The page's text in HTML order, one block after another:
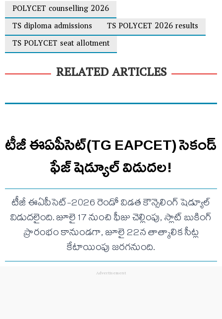
POLYCET counselling 2026
TS diploma admissions
TS POLYCET 2026 results
TS POLYCET seat allotment
RELATED ARTICLES
టీజీ ఈఏపీసెట్(TG EAPCET) సెకండ్
ఫేజ్ షెడ్యూల్ విడుదల!
టీజీ ఈఏపీసెట్-2026 రెండో విడత కౌన్సెలింగ్ షెడ్యూల్
విడుదలైంది. జూలై 17 నుంచి ఫీజు చెల్లింపు, స్లాట్ బుకింగ్
ప్రారంభం కానుండగా, జూలై 22న తాత్కాలిక సీట్ల
కేటాయింపు జరగనుంది.